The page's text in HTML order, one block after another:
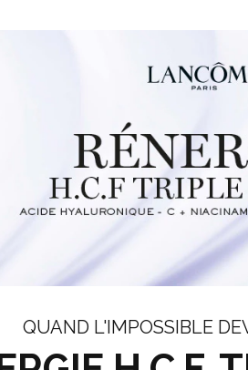
QUAND L'IMPOSSIBLE